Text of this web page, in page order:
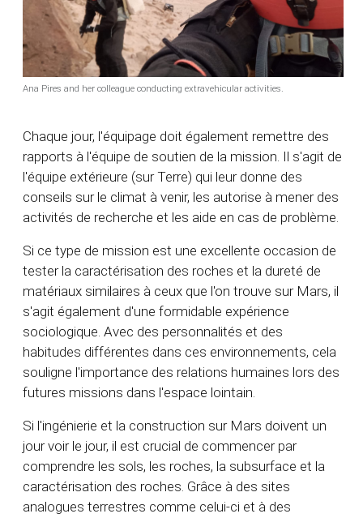
Ana Pires and her colleague conducting extravehicular activities.
Chaque jour, l'équipage doit également remettre des
rapports à l'équipe de soutien de la mission. Il s'agit de
l'équipe extérieure (sur Terre) qui leur donne des
conseils sur le climat à venir, les autorise à mener des
activités de recherche et les aide en cas de problème.
Si ce type de mission est une excellente occasion de
tester la caractérisation des roches et la dureté de
matériaux similaires à ceux que l'on trouve sur Mars, il
s'agit également d'une formidable expérience
sociologique. Avec des personnalités et des
habitudes différentes dans ces environnements, cela
souligne l'importance des relations humaines lors des
futures missions dans l'espace lointain.
Si l'ingénierie et la construction sur Mars doivent un
jour voir le jour, il est crucial de commencer par
comprendre les sols, les roches, la subsurface et la
caractérisation des roches. Grâce à des sites
analogues terrestres comme celui-ci et à des